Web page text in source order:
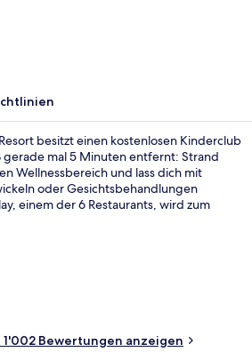
besitzt einen kostenlosen Kinderclub
gerade mal 5 Minuten entfernt: Strand
Wellnessbereich und lass dich mit
oder Gesichtsbehandlungen
einem der 6 Restaurants, wird zum
Hotel im luxuriösen Stil 6
und einen Fitnessbereich. Das
Reisenden.
1'002 Bewertungen anzeigen